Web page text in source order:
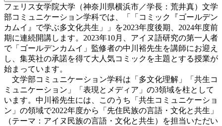
フェリス女学院大学（神奈川県横浜市／学長：荒井真）文学
部コミュニケーション学科では、「「コミック『ゴールデン
カムイ』で学ぶ多文化共生」」を2023年度後期、2024年度前
期に連続開講します。2023年10月、アイヌ語研究の第一人者
で「ゴールデンカムイ」監修者の中川裕先生を講師にお迎え
し、集英社の承諾を得て大人気コミックを主題とする授業が
始まっています。
文学部コミュニケーション学科は「多文化理解」「共生コ
ミュニケーション」「表現とメディア」の3領域を柱として
います。中川裕先生には、このうち「共生コミュニケーショ
ン」の領域で2022年度から「先住民族の言語・文化と共生」
（テーマ：アイヌ民族の言語・文化と共生）を担当いただい